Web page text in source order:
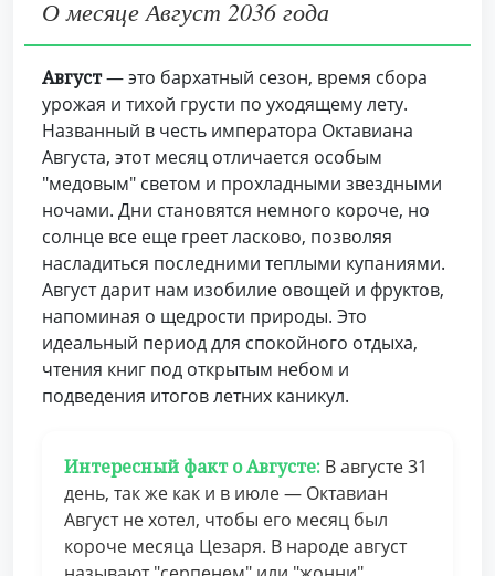
О месяце Август 2036 года
Август— это бархатный сезон, время сбора
урожая и тихой грусти по уходящему лету.
Названный в честь императора Октавиана
Августа, этот месяц отличается особым
"медовым" светом и прохладными звездными
ночами. Дни становятся немного короче, но
солнце все еще греет ласково, позволяя
насладиться последними теплыми купаниями.
Август дарит нам изобилие овощей и фруктов,
напоминая о щедрости природы. Это
идеальный период для спокойного отдыха,
чтения книг под открытым небом и
подведения итогов летних каникул.
Интересный факт о Августе: В августе 31
день, так же как и в июле — Октавиан
Август не хотел, чтобы его месяц был
короче месяца Цезаря. В народе август